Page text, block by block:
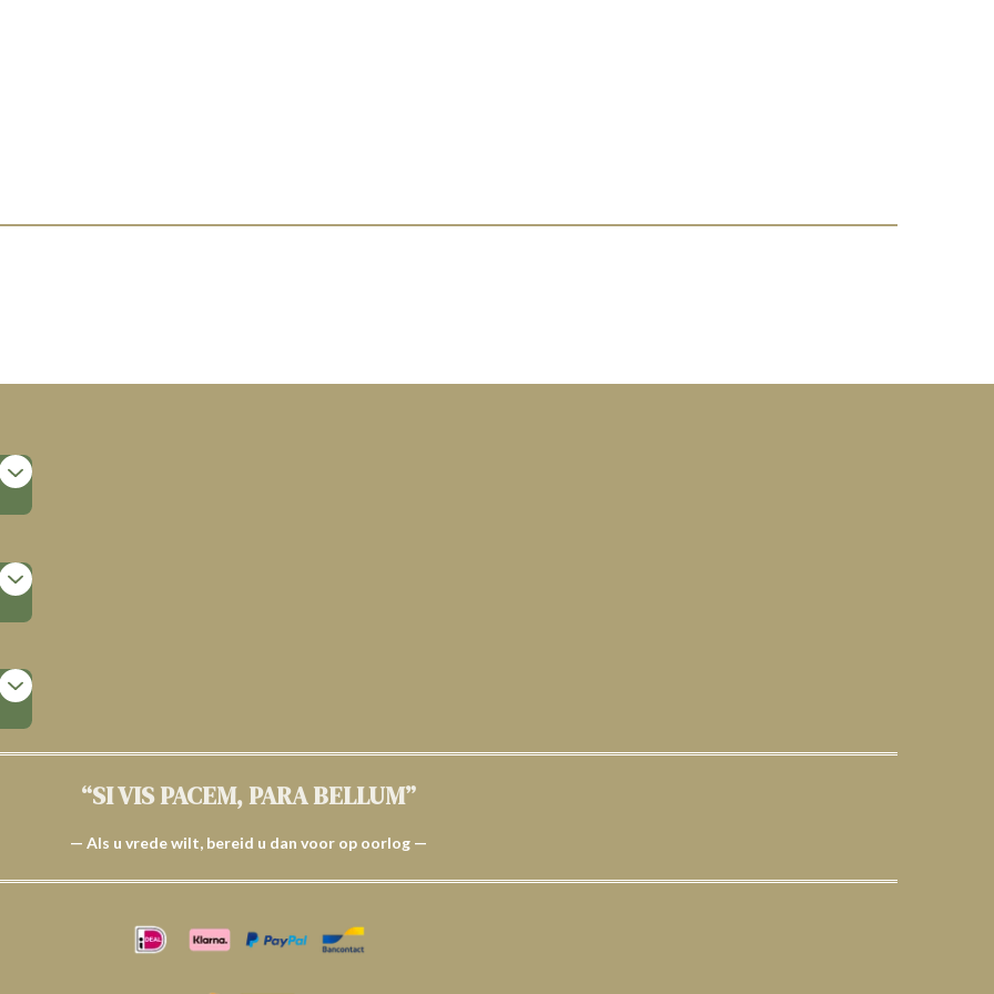
“SI VIS PACEM, PARA BELLUM”
— Als u vrede wilt, bereid u dan voor op oorlog —